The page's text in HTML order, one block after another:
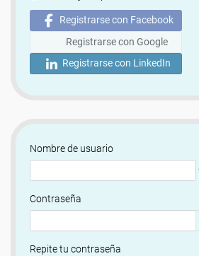
Registrarse con Facebook
Registrarse con Google
Registrarse con LinkedIn
Nombre de usuario
Contraseña
Repite tu contraseña